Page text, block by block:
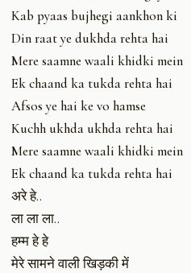
Kab pyaas bujhegi aankhon ki
Din raat ye dukhda rehta hai
Mere saamne waali khidki mein
Ek chaand ka tukda rehta hai
Afsos ye hai ke vo hamse
Kuchh ukhda ukhda rehta hai
Mere saamne waali khidki mein
Ek chaand ka tukda rehta hai
अरे हे..
ला ला ला..
हम्म हे हे
मेरे सामने वाली खिड़की में